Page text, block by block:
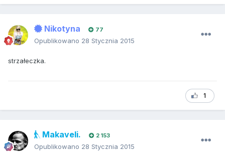
Nikotyna 77
Opublikowano 28 Stycznia 2015
strzałeczka.
1
Makaveli. 2 153
Opublikowano 28 Stycznia 2015